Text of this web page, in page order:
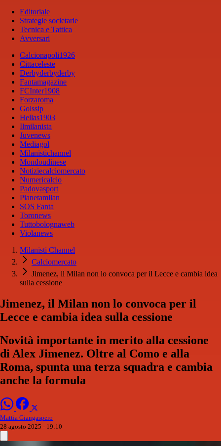
Editoriale
Strategie societarie
Tecnica e Tattica
Avversari
Calcionapoli1926
Cittaceleste
Derbyderbyderby
Fantamagazine
FCInter1908
Forzaroma
Golssip
Hellas1903
Ilmilanista
Juvenews
Mediagol
Milanistichannel
Mondoudinese
Notiziecalciomercato
Numericalcio
Padovasport
Pianetamilan
SOS Fanta
Toronews
Tuttobolognaweb
Violanews
Milanisti Channel
Calciomercato
Jimenez, il Milan non lo convoca per il Lecce e cambia idea
sulla cessione
Jimenez, il Milan non lo convoca per il
Lecce e cambia idea sulla cessione
Novità importante in merito alla cessione
di Alex Jimenez. Oltre al Como e alla
Roma, spunta una terza squadra e cambia
anche la formula
Mattia Giangaspero
28 agosto 2025 - 19:10